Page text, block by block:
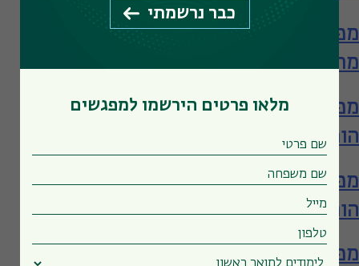
מפגש עם הפקולטה לחינוך – תארים
מתקדמים
מפגש עם ביה"ס להכשרת מורים – תעודת
הוראה
מפגש עם ביה"ס להכשרת מורים – תעודת
הוראה
מפגש עם הפקולטה לחינוך
כבר נרשמתי
מלאו פרטים הירשמו למפגשים